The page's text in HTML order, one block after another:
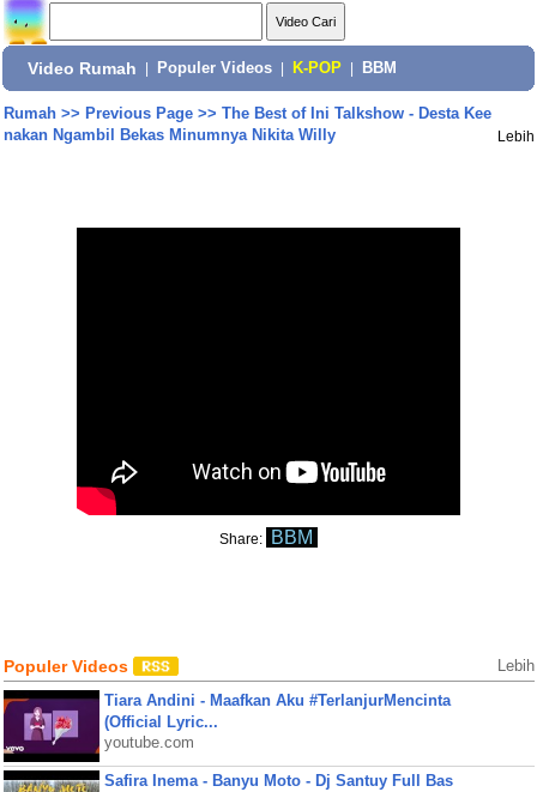
Video Rumah Populer Videos K-POP BBM
Rumah>> Previous Page>> The Best of Ini Talkshow - Desta Kee
nakan Ngambil Bekas Minumnya Nikita Willy
Lebih
Share: BBM
Populer Videos Lebih
Tiara Andini - Maafkan Aku #TerlanjurMencinta
(Official Lyric...
youtube.com
Safira Inema - Banyu Moto - Dj Santuy Full Bas